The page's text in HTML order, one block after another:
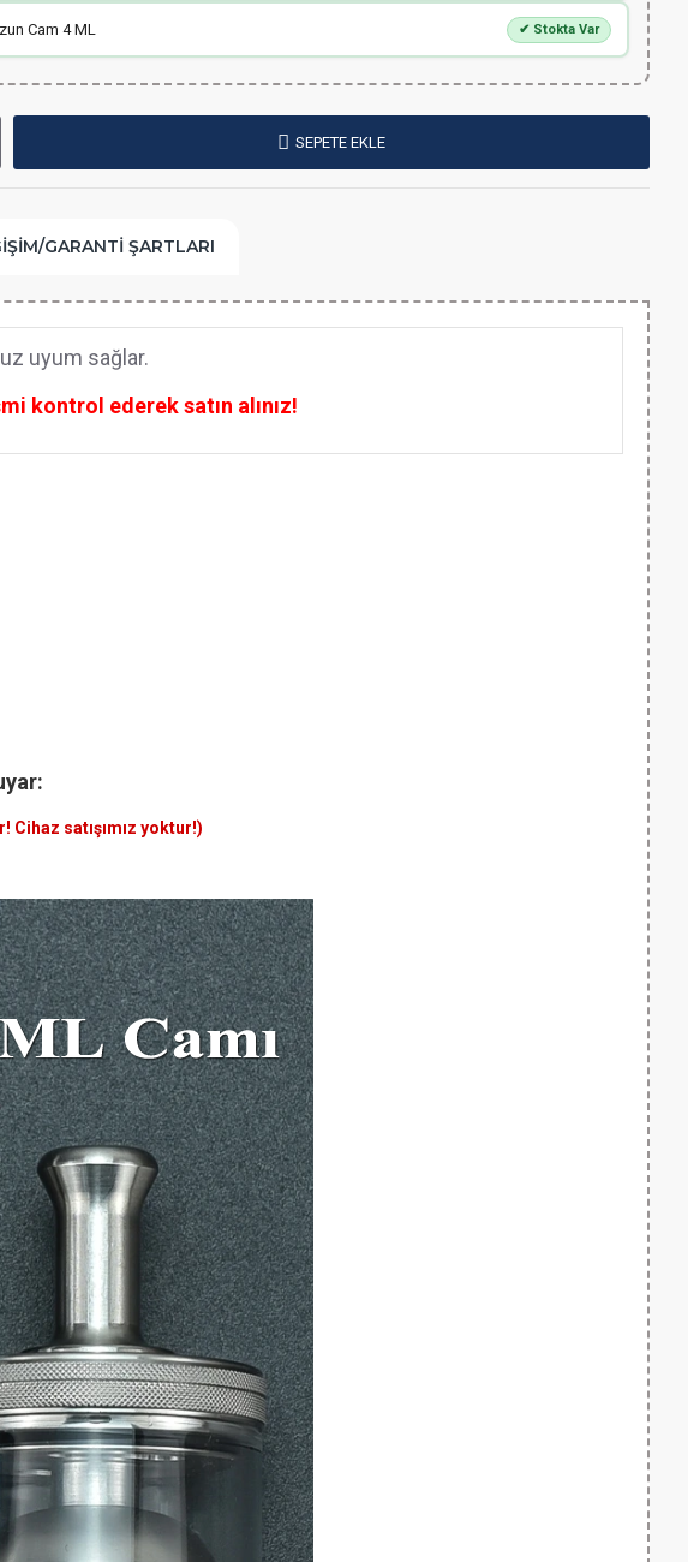
Cam 4 ML ✔ Stokta Var
SEPETE EKLE
GARANTI ŞARTLARI
uyum sağlar.
kontrol ederek satın alınız!
Cihaz satışımız yoktur!)